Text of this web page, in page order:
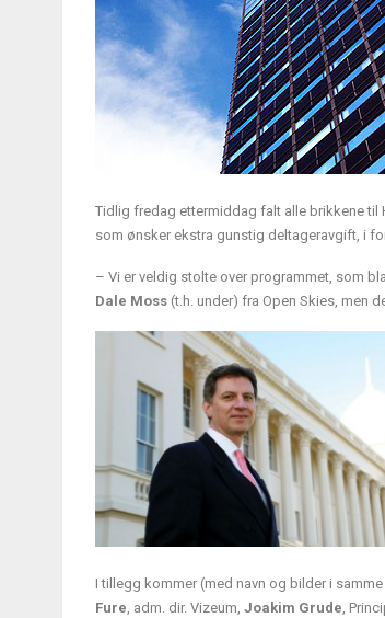
Tidlig fredag ettermiddag falt alle brikkene
som ønsker ekstra gunstig deltageravgift, i
– Vi er veldig stolte over programmet, som
Dale Moss (t.h. under) fra Open Skies, men
I tillegg kommer (med navn og bilder i
Fure, adm. dir. Vizeum, Joakim Grude,